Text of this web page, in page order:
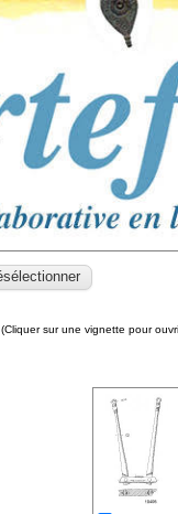
(Cliquer sur une vignette pour